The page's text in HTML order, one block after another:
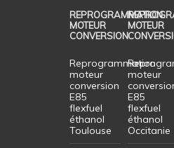
REPROGRAMMATION
MOTEUR
CONVERSION
Reprogrammation
moteur
conversion
E85
flexfuel
éthanol
Toulouse
MOTEUR
moteur
E85
flexfuel
éthanol
Occitanie